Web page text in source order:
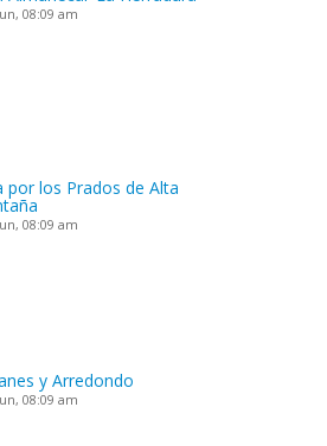
08:09 am
por los Prados de Alta
08:09 am
y Arredondo
08:09 am